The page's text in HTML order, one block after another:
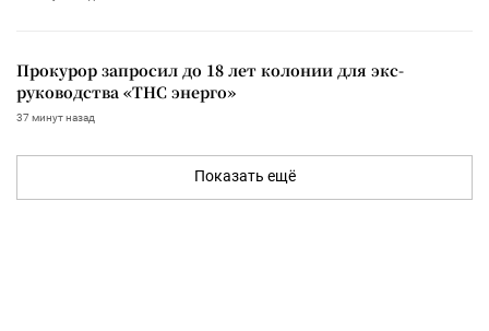
Прокурор запросил до 18 лет колонии для экс-
руководства «ТНС энерго»
37 минут назад
Показать ещё